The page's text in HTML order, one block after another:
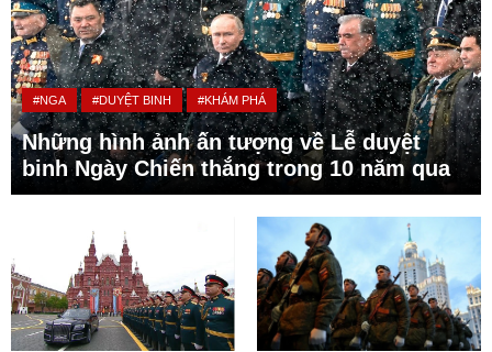
#NGA #DUYỆT BINH #KHÁM PHÁ
Những hình ảnh ấn tượng về Lễ duyệt
binh Ngày Chiến thắng trong 10 năm qua